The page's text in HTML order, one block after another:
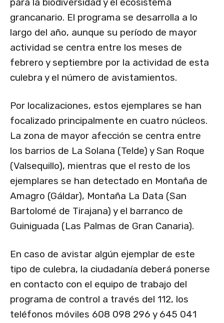
para la biodiversidad y el ecosistema
grancanario. El programa se desarrolla a lo
largo del año, aunque su período de mayor
actividad se centra entre los meses de
febrero y septiembre por la actividad de esta
culebra y el número de avistamientos.
Por localizaciones, estos ejemplares se han
focalizado principalmente en cuatro núcleos.
La zona de mayor afección se centra entre
los barrios de La Solana (Telde) y San Roque
(Valsequillo), mientras que el resto de los
ejemplares se han detectado en Montaña de
Amagro (Gáldar), Montaña La Data (San
Bartolomé de Tirajana) y el barranco de
Guiniguada (Las Palmas de Gran Canaria).
En caso de avistar algún ejemplar de este
tipo de culebra, la ciudadanía deberá ponerse
en contacto con el equipo de trabajo del
programa de control a través del 112, los
teléfonos móviles 608 098 296 y 645 041